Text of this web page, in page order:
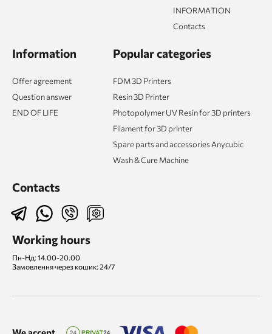
INFORMATION
Contacts
Information
Offer agreement
Question answer
END OF LIFE
Popular categories
FDM 3D Printers
Resin 3D Printer
Photopolymer UV Resin for 3D printers
Filament for 3D printer
Spare parts and accessories Anycubic
Wash & Cure Machine
Contacts
Working hours
Пн-Нд: 14.00-20.00
Замовлення через кошик: 24/7